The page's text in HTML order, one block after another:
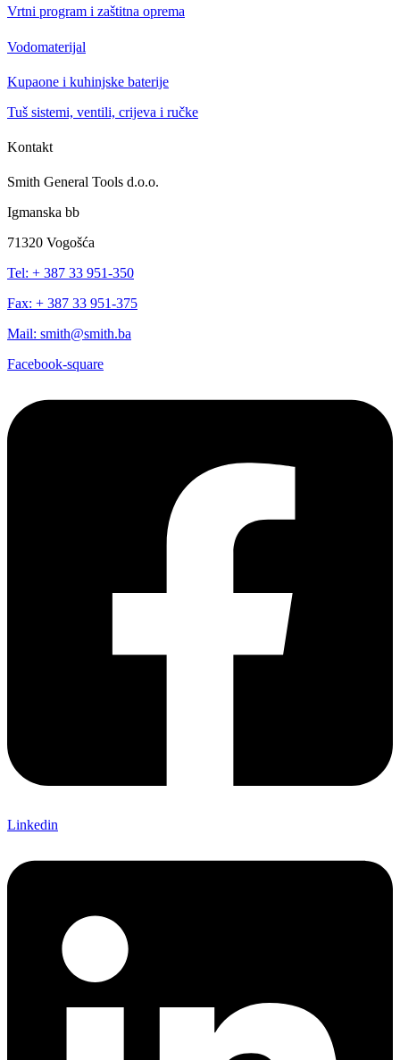
Vrtni program i zaštitna oprema
Vodomaterijal
Kupaone i kuhinjske baterije
Tuš sistemi, ventili, crijeva i ručke
Kontakt
Smith General Tools d.o.o.
Igmanska bb
71320 Vogošća
Tel: + 387 33 951-350
Fax: + 387 33 951-375
Mail: smith@smith.ba
Facebook-square
Linkedin